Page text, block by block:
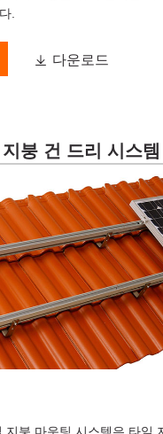
.
 다운로드
붕 건 드리 시스템